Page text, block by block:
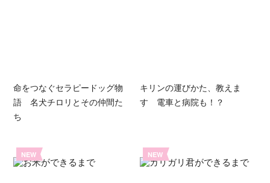
命をつなぐセラピードッグ物
語 名犬チロリとその仲間た
ち
キリンの運びかた、教えま
す 電車と病院も！？
NEW NEW